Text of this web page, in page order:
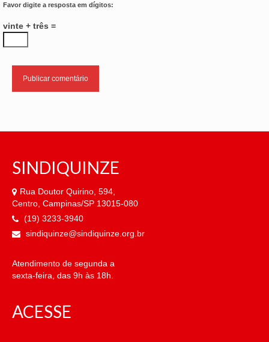
OFICIAIS DE JUSTIÇA
TÉCNICOS JUDICIÁRIOS
TECNOLOGIA DA INFORMAÇÃO
Favor digite a resposta em dígitos:
vinte + três =
SINDIQUINZE
Rua Doutor Quirino, 594,
Centro, Campinas/SP 13015-080
(19) 3233-3940
sindiquinze@sindiquinze.org.br
Atendimento de segunda a
sexta-feira, das 9h às 18h.
ACESSE